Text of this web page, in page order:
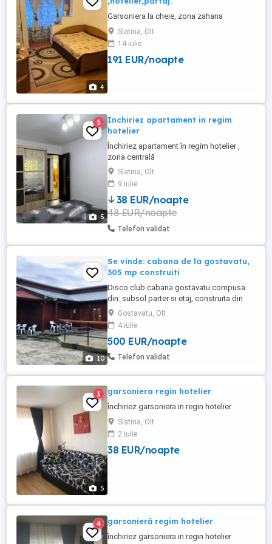
4
Garsoniera la cheie, zona zahana
Slatina, Olt
14 iulie
191 EUR/noapte
5
5
Inchiriez apartament in regim
hotelier
Închiriez apartament în regim hotelier ,
zona centrală
Slatina, Olt
9 iulie
38 EUR/noapte
48 EUR/noapte
Telefon validat
10
Se vinde: cabana de la gostavatu,
305 mp construiti
Disco club cabana gostavatu compusa
din: subsol parter si etaj, construita din
lemn, caramida si beton are in
componenta 3 camere, sala disco, sala
jocuri, bar, bucatarie tip fast- food, baie,
magazie alimente si garaj + 2 terase de
vara, sistem de alarma si sistem de
Gostavatu, Olt
4 iulie
500 EUR/noapte
Telefon validat
5
1 garsoniera regin hotelier
închiriez garsoniera in regin hotelier
Slatina, Olt
2 iulie
38 EUR/noapte
4 garsonieră regim hotelier
închiriez garsoniera in regin hotelier